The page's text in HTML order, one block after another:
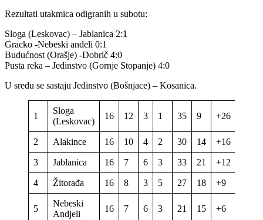
Rezultati utakmica odigranih u subotu:
Sloga (Leskovac) – Jablanica 2:1
Gracko -Nebeski anđeli 0:1
Budućnost (Orašje) -Dobrič 4:0
Pusta reka – Jedinstvo (Gornje Stopanje) 4:0
U sredu se sastaju Jedinstvo (Bošnjace) – Kosanica.
1
Sloga
(Leskovac)
16 12 3 1 35 9 +26
2 Alakince 16 10 4 2 30 14 +16
3 Jablanica 16 7 6 3 33 21 +12
4 Žitorađa 16 8 3 5 27 18 +9
5
Nebeski
Andjeli
16 7 6 3 21 15 +6